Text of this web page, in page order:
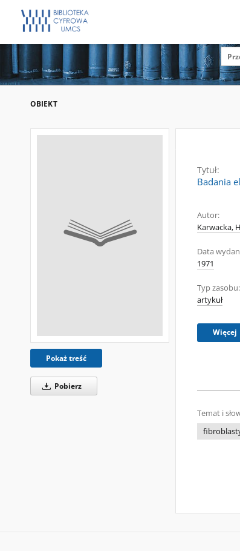
OBIEKT
Pokaż treść
Pobierz
Tytuł:
Badania
Autor:
Karwacka,
Data
1971
Typ zasobu:
artykuł
Więcej
Temat i